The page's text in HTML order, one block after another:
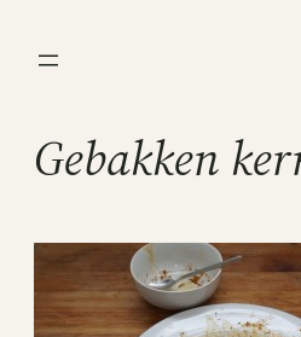
naar
Gebakken